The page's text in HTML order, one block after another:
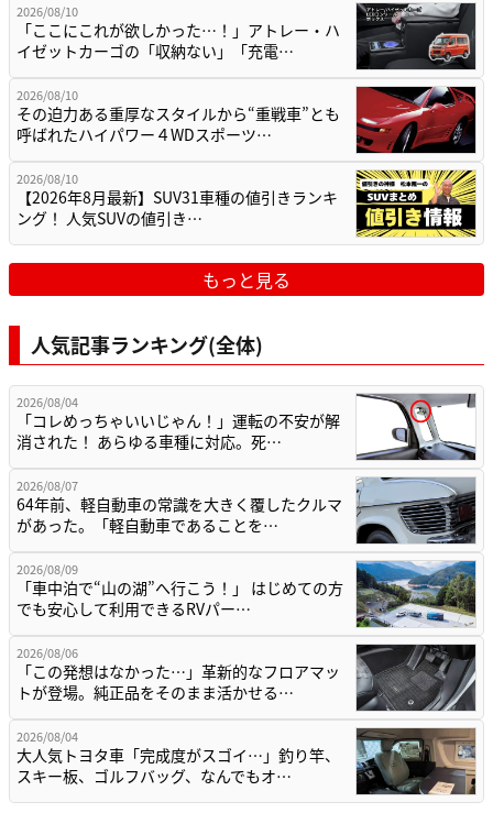
2026/08/10
「ここにこれが欲しかった…！」アトレー・ハ
イゼットカーゴの「収納ない」「充電…
2026/08/10
その迫力ある重厚なスタイルから“重戦車”とも
呼ばれたハイパワー４WDスポーツ…
2026/08/10
【2026年8月最新】SUV31車種の値引きランキ
ング！ 人気SUVの値引き…
もっと見る
人気記事ランキング(全体)
2026/08/04
「コレめっちゃいいじゃん！」運転の不安が解
消された！ あらゆる車種に対応。死…
2026/08/07
64年前、軽自動車の常識を大きく覆したクルマ
があった。「軽自動車であることを…
2026/08/09
「車中泊で“山の湖”へ行こう！」 はじめての方
でも安心して利用できるRVパー…
2026/08/06
「この発想はなかった…」革新的なフロアマッ
トが登場。純正品をそのまま活かせる…
2026/08/04
大人気トヨタ車「完成度がスゴイ…」釣り竿、
スキー板、ゴルフバッグ、なんでもオ…